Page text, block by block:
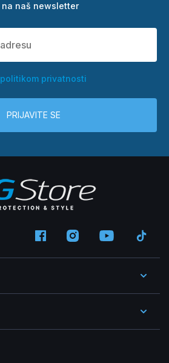
na naš newsletter
politikom privatnosti
PRIJAVITE SE